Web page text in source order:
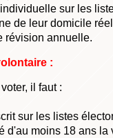
sur les
de leur domicile
révision annuelle.
:
il faut :
sur les listes
d'au moins 18 ans la